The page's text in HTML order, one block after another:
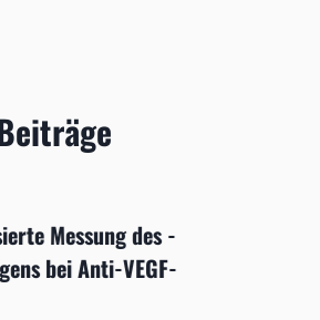
Messung des
bei Anti-VEGF-